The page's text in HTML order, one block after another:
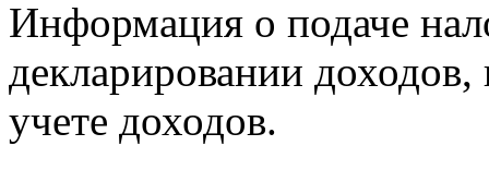
Информация о подаче
декларировании доходов,
учете доходов.